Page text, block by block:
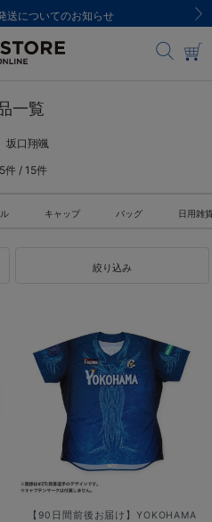
送についてのお知らせ
一覧
口翔颯
件 / 15件
キャップ バッグ 日用雑
絞り込み
【90日間前後お届け】YOKOHAMA